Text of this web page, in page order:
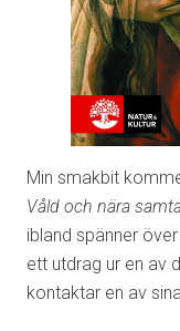
Min smakbit
Våld och nära
ibland spänner
ett utdrag ur en av
kontaktar en av